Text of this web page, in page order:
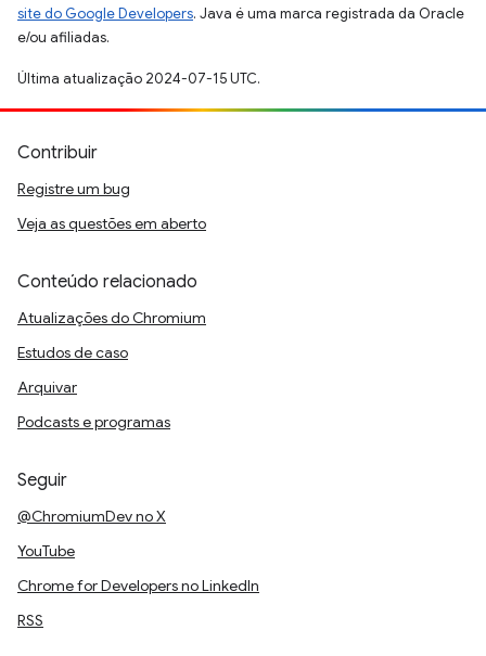
site do Google Developers. Java é uma marca registrada da Oracle
e/ou afiliadas.
Última atualização 2024-07-15 UTC.
Contribuir
Registre um bug
Veja as questões em aberto
Conteúdo relacionado
Atualizações do Chromium
Estudos de caso
Arquivar
Podcasts e programas
Seguir
@ChromiumDev no X
YouTube
Chrome for Developers no LinkedIn
RSS